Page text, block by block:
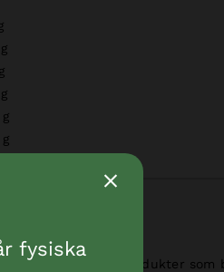
BonusCard. De produkter som
fysiska